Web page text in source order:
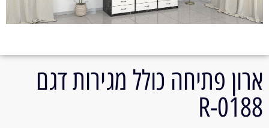
ארון פתיחה כולל מגירות דגם
0188-R